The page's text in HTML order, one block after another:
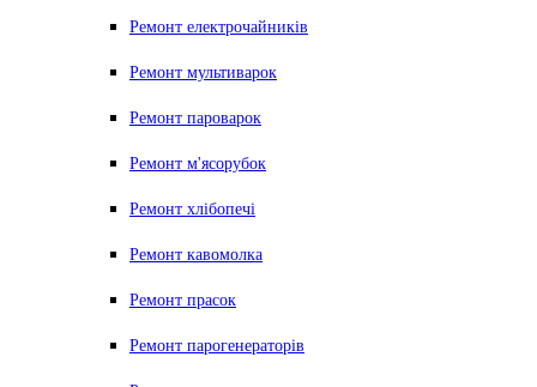
Ремонт електрочайників
Ремонт мультиварок
Ремонт пароварок
Ремонт м'ясорубок
Ремонт хлiбопечi
Ремонт кавомолка
Ремонт прасок
Ремонт парогенераторiв